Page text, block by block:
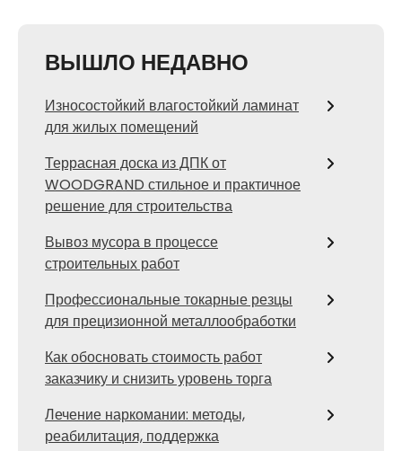
ВЫШЛО НЕДАВНО
Износостойкий влагостойкий ламинат
для жилых помещений
Террасная доска из ДПК от
WOODGRAND стильное и практичное
решение для строительства
Вывоз мусора в процессе
строительных работ
Профессиональные токарные резцы
для прецизионной металлообработки
Как обосновать стоимость работ
заказчику и снизить уровень торга
Лечение наркомании: методы,
реабилитация, поддержка